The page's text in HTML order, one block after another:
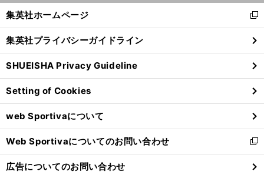
閉
る
集英社ホームページ
新
し
い
ウ
ィ
ン
ド
ウ
で
開
く
集英社プライバシーガイドライン
SHUEISHA Privacy Guideline
Setting of Cookies
web Sportivaについて
Web Sportivaについてのお問い合わせ
新
し
い
広告についてのお問い合わせ